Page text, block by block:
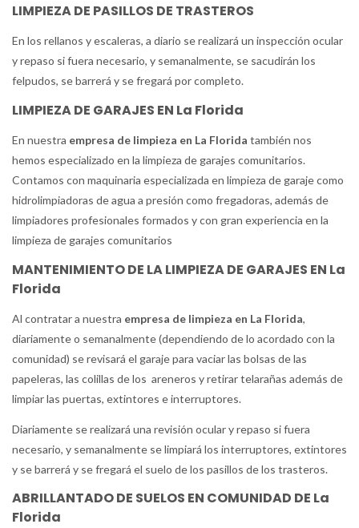
LIMPIEZA DE PASILLOS DE TRASTEROS
En los rellanos y escaleras, a diario se realizará un inspección ocular
y repaso si fuera necesario, y semanalmente, se sacudirán los
felpudos, se barrerá y se fregará por completo.
LIMPIEZA DE GARAJES EN La Florida
En nuestra empresa de limpieza en La Florida también nos
hemos especializado en la limpieza de garajes comunitarios.
Contamos con maquinaria especializada en limpieza de garaje como
hidrolimpiadoras de agua a presión como fregadoras, además de
limpiadores profesionales formados y con gran experiencia en la
limpieza de garajes comunitarios
MANTENIMIENTO DE LA LIMPIEZA DE GARAJES EN La
Florida
Al contratar a nuestra empresa de limpieza en La Florida,
diariamente o semanalmente (dependiendo de lo acordado con la
comunidad) se revisará el garaje para vaciar las bolsas de las
papeleras, las colillas de los areneros y retirar telarañas además de
limpiar las puertas, extintores e interruptores.
Diariamente se realizará una revisión ocular y repaso si fuera
necesario, y semanalmente se limpiará los interruptores, extintores
y se barrerá y se fregará el suelo de los pasillos de los trasteros.
ABRILLANTADO DE SUELOS EN COMUNIDAD DE La
Florida